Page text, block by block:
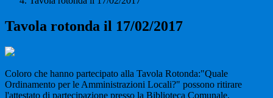
Tavola rotonda il 17/02/2017
Coloro che hanno partecipato alla Tavola Rotonda:"Quale
Ordinamento per le Amministrazioni Locali?" possono ritirare
l'attestato di partecipazione presso la Biblioteca Comunale.